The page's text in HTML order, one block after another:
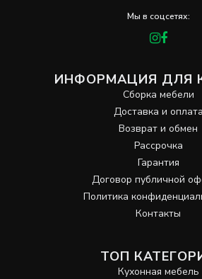
Мы в соцсетях:
ИНФОРМАЦИЯ ДЛЯ
Сборка мебели
Доставка и оплата
Возврат и обмен
Рассрочка
Гарантия
Договор публичной
Политика
Контакты
ТОП
Кухонная мебель